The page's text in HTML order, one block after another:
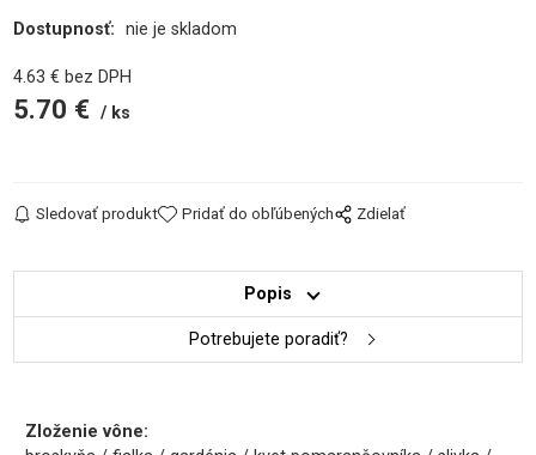
Dostupnosť: nie je skladom
4.63 € bez DPH
5.70 € ks
Sledovať produkt Pridať do obľúbených Zdielať
Popis
Potrebujete poradiť?
Zloženie vône: